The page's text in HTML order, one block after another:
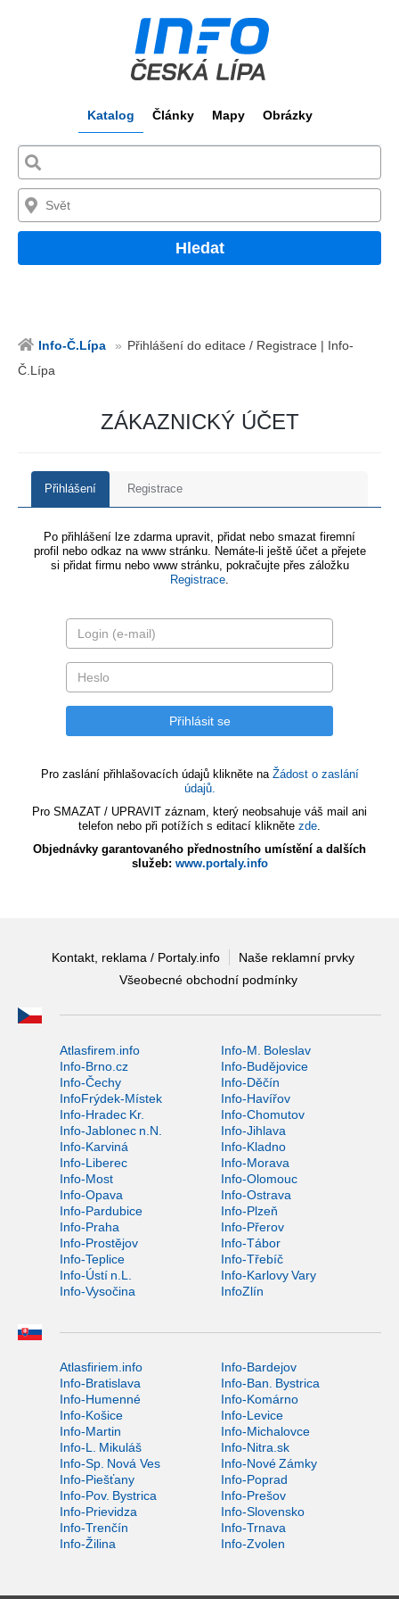
Katalog Články Mapy Obrázky
Hledat
Info-Č.Lípa
Přihlášení do editace / Registrace | Info-
Č.Lípa
ZÁKAZNICKÝ ÚČET
Přihlášení Registrace
Po přihlášení lze zdarma upravit, přidat nebo smazat firemní
profil nebo odkaz na www stránku. Nemáte-li ještě účet a přejete
si přidat firmu nebo www stránku, pokračujte přes záložku
Registrace.
Pro zaslání přihlašovacích údajů klikněte na Žádost o zaslání
údajů.
Pro SMAZAT / UPRAVIT záznam, který neobsahuje váš mail ani
telefon nebo při potížích s editací klikněte zde.
Objednávky garantovaného přednostního umístění a dalších
služeb: www.portaly.info
Kontakt, reklama / Portaly.info
Naše reklamní prvky
Všeobecné obchodní podmínky
Atlasfirem.info
Info-M. Boleslav
Info-Brno.cz
Info-Budějovice
Info-Čechy
Info-Děčín
InfoFrýdek-Místek
Info-Havířov
Info-Hradec Kr.
Info-Chomutov
Info-Jablonec n.N.
Info-Jihlava
Info-Karviná
Info-Kladno
Info-Liberec
Info-Morava
Info-Most
Info-Olomouc
Info-Opava
Info-Ostrava
Info-Pardubice
Info-Plzeň
Info-Praha
Info-Přerov
Info-Prostějov
Info-Tábor
Info-Teplice
Info-Třebíč
Info-Ústí n.L.
Info-Karlovy Vary
Info-Vysočina
InfoZlín
Atlasfiriem.info
Info-Bardejov
Info-Bratislava
Info-Ban. Bystrica
Info-Humenné
Info-Komárno
Info-Košice
Info-Levice
Info-Martin
Info-Michalovce
Info-L. Mikuláš
Info-Nitra.sk
Info-Sp. Nová Ves
Info-Nové Zámky
Info-Piešťany
Info-Poprad
Info-Pov. Bystrica
Info-Prešov
Info-Prievidza
Info-Slovensko
Info-Trenčín
Info-Trnava
Info-Žilina
Info-Zvolen